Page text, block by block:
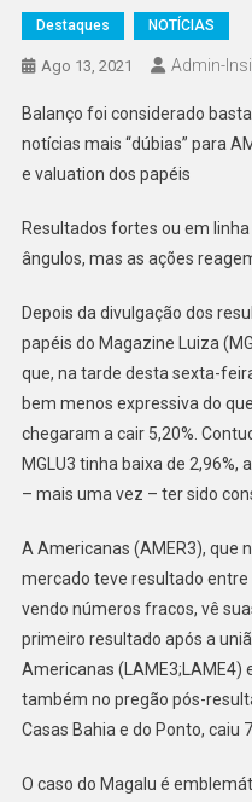
Destaques NOTÍCIAS
Ago 13, 2021 Admin-
Balanço foi considerado
notícias mais “dúbias” para
e valuation dos papéis
Resultados fortes ou em
ângulos, mas as ações
Depois da divulgação dos
papéis do Magazine Luiza
que, na tarde desta sexta-
bem menos expressiva do
chegaram a cair 5,20%.
MGLU3 tinha baixa de 2,96%,
– mais uma vez – ter sido
A Americanas (AMER3), que
mercado teve resultado entre
vendo números fracos, vê
primeiro resultado após a
Americanas (LAME3;LAME4)
também no pregão pós-
Casas Bahia e do Ponto, caiu
O caso do Magalu é